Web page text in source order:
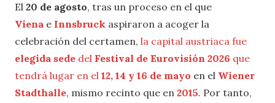
El 20 de agosto, tras un proceso en el que
Viena e Innsbruck aspiraron a acoger la
celebración del certamen, la capital austriaca fue
elegida sede del Festival de Eurovisión 2026 que
tendrá lugar en el 12, 14 y 16 de mayo en el Wiener
Stadthalle, mismo recinto que en 2015. Por tanto,